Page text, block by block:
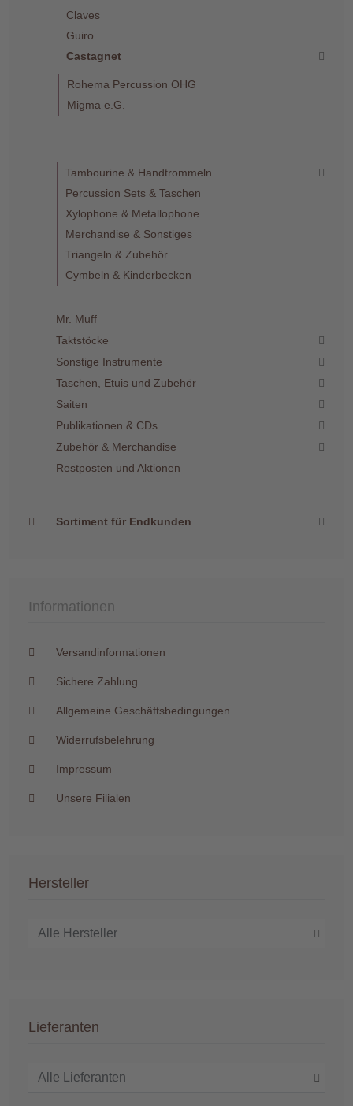
Claves
Guiro
Castagnet
Rohema Percussion OHG
Migma e.G.
Tambourine & Handtrommeln
Percussion Sets & Taschen
Xylophone & Metallophone
Merchandise & Sonstiges
Triangeln & Zubehör
Cymbeln & Kinderbecken
Mr. Muff
Taktstöcke
Sonstige Instrumente
Taschen, Etuis und Zubehör
Saiten
Publikationen & CDs
Zubehör & Merchandise
Restposten und Aktionen
Sortiment für Endkunden
Informationen
Versandinformationen
Sichere Zahlung
Allgemeine Geschäftsbedingungen
Widerrufsbelehrung
Impressum
Unsere Filialen
Hersteller
Lieferanten